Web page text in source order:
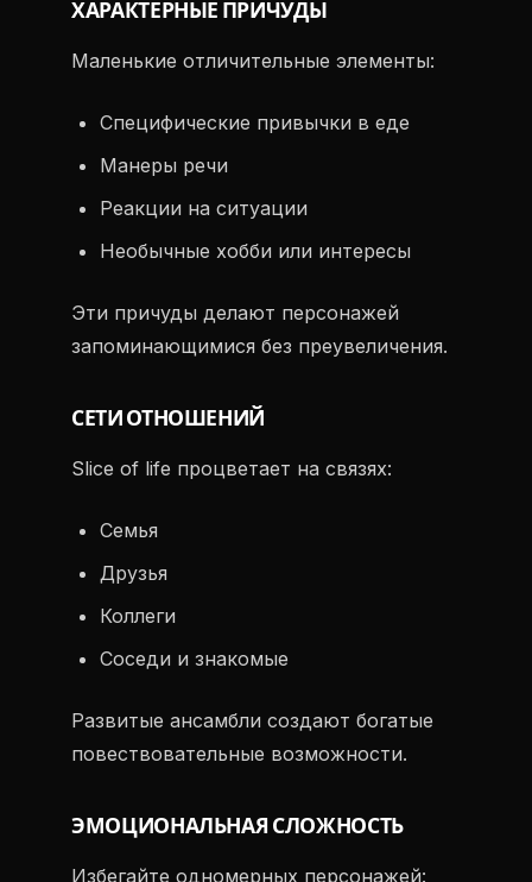
ХАРАКТЕРНЫЕ ПРИЧУДЫ
Маленькие отличительные элементы:
Специфические привычки в еде
Манеры речи
Реакции на ситуации
Необычные хобби или интересы
Эти причуды делают персонажей
запоминающимися без преувеличения.
СЕТИ ОТНОШЕНИЙ
Slice of life процветает на связях:
Семья
Друзья
Коллеги
Соседи и знакомые
Развитые ансамбли создают богатые
повествовательные возможности.
ЭМОЦИОНАЛЬНАЯ СЛОЖНОСТЬ
Избегайте одномерных персонажей: